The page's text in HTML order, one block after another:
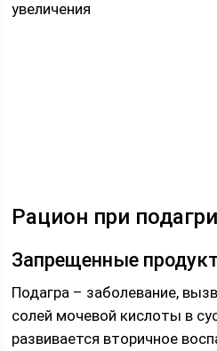
увеличения
Рацион при
Запрещенные
Подагра – заболевание,
солей мочевой кислоты в
развивается вторичное